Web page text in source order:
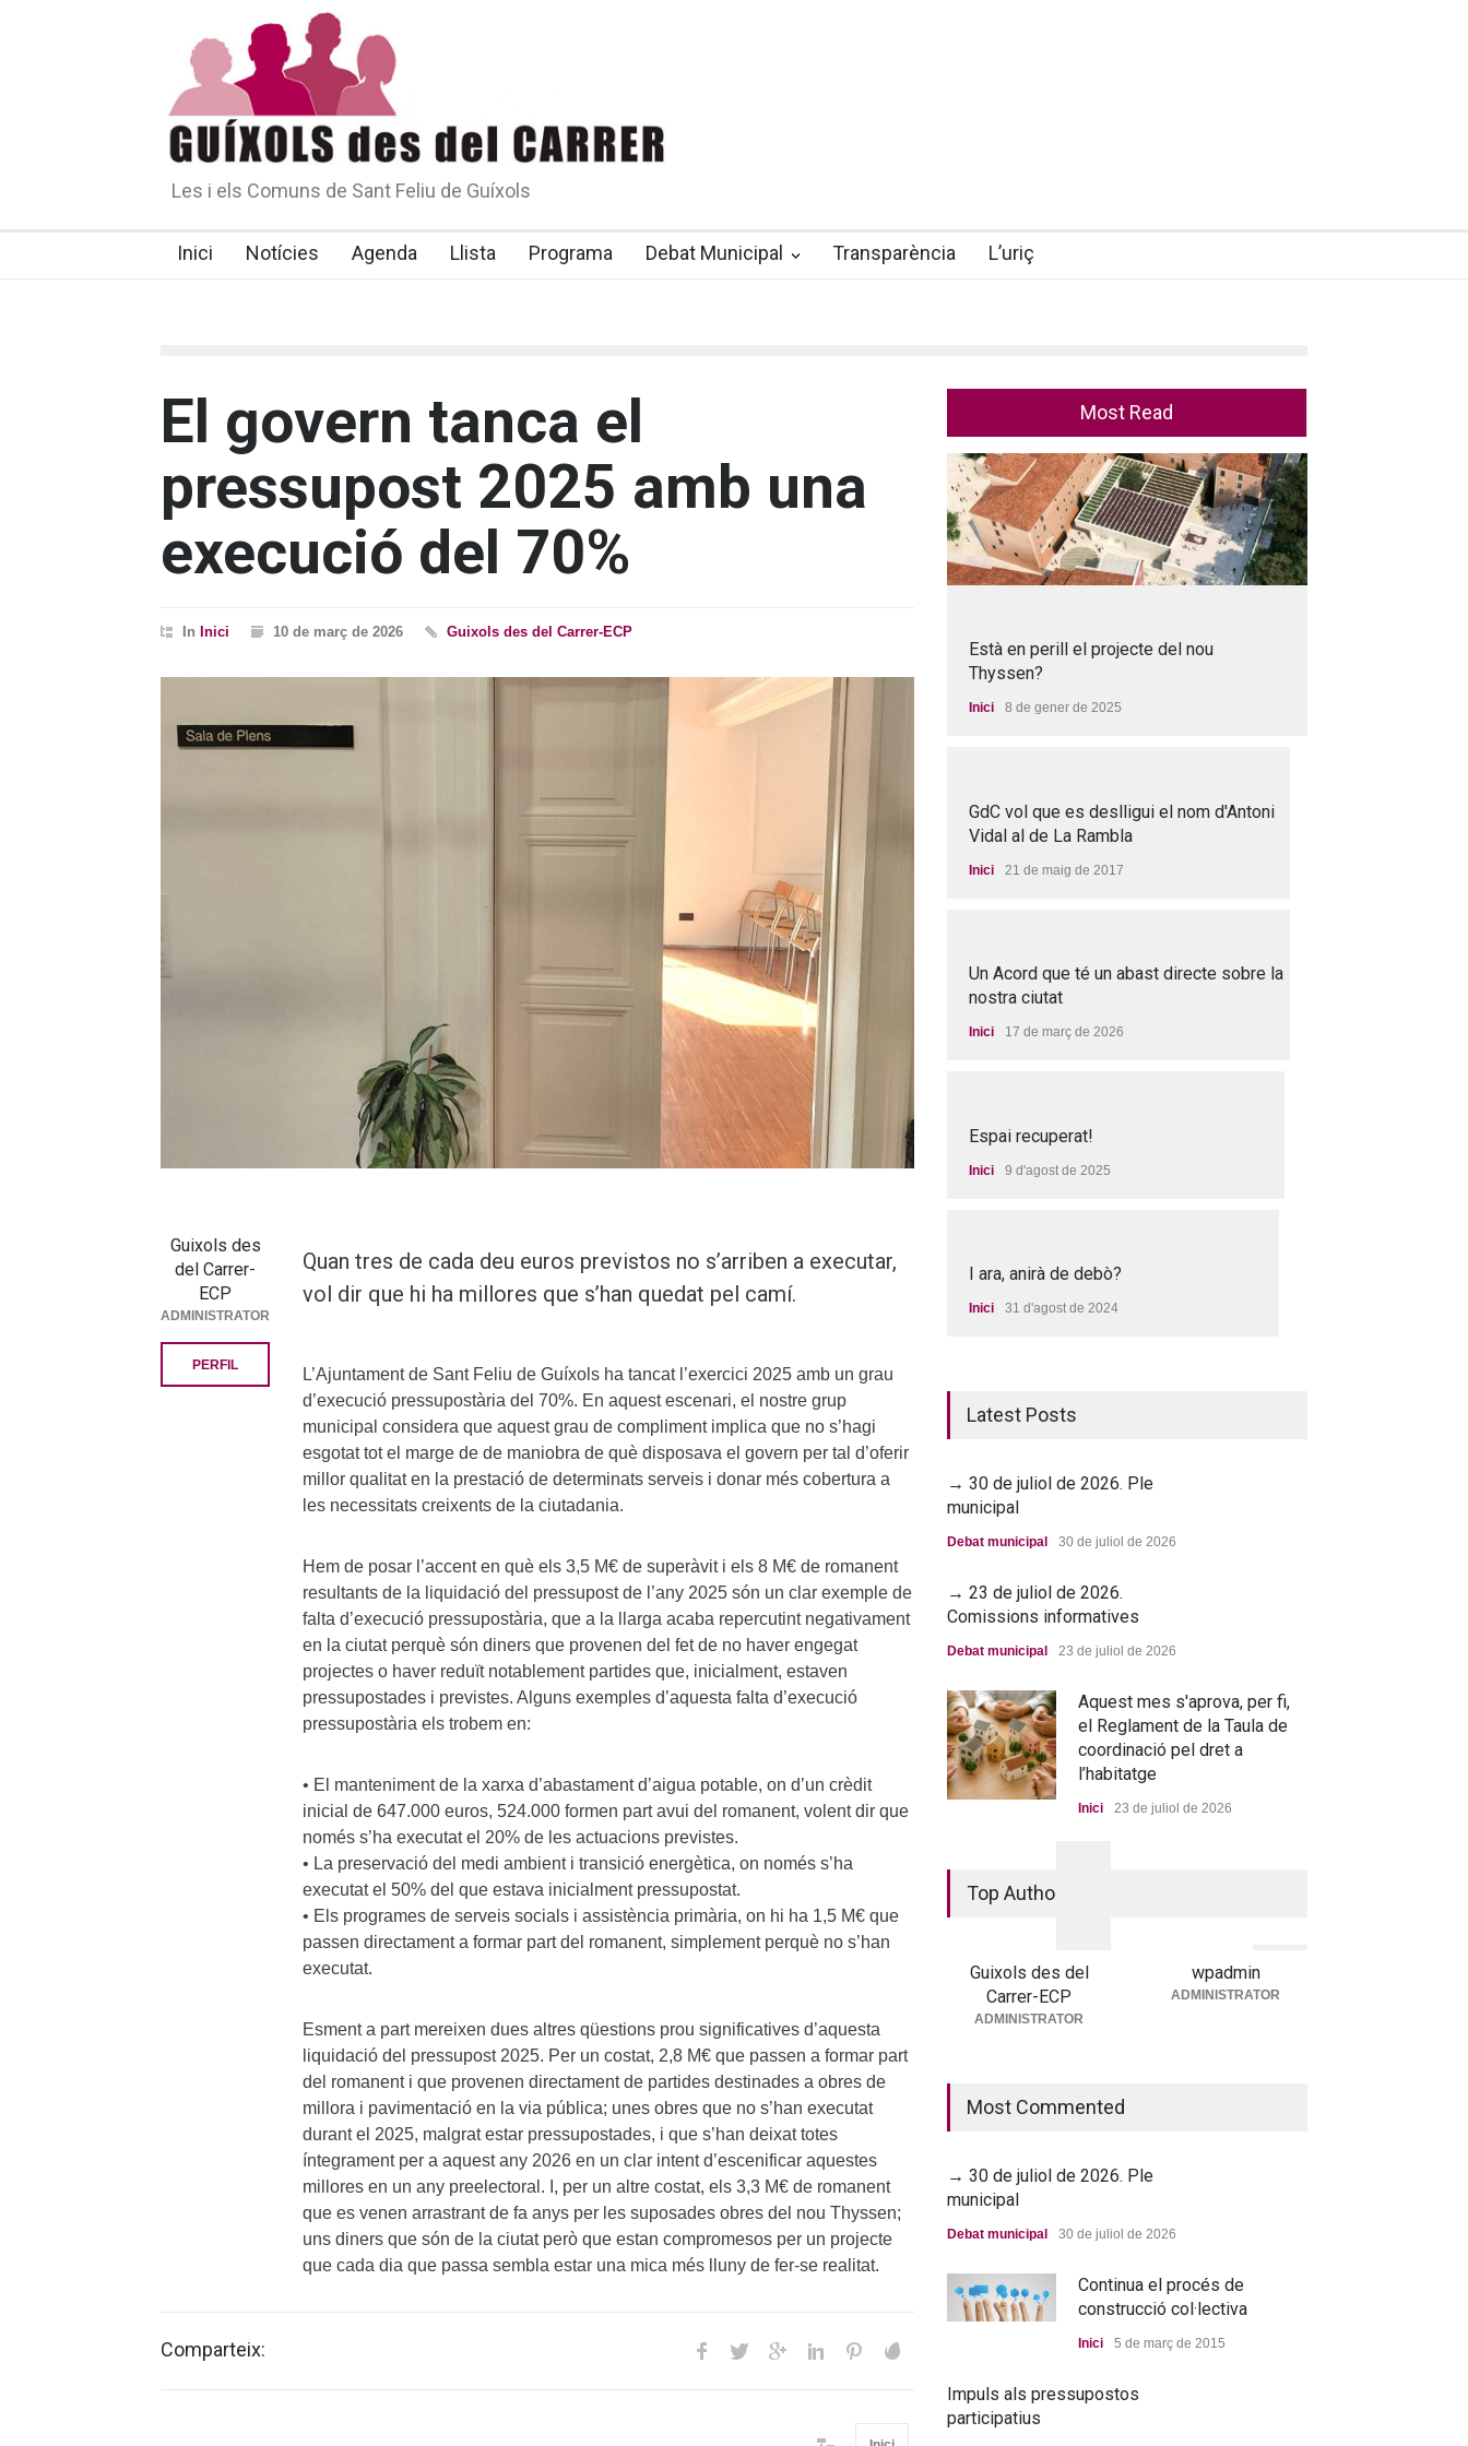
Les i els Comuns de Sant Feliu de Guíxols
Inici Notícies Agenda Llista Programa Debat Municipal Transparència L’uriç
El govern tanca el
pressupost 2025 amb una
execució del 70%
In Inici 10 de març de 2026 Guixols des del Carrer-ECP
Quan tres de cada deu euros previstos no s’arriben a executar,
vol dir que hi ha millores que s’han quedat pel camí.
L’Ajuntament de Sant Feliu de Guíxols ha tancat l’exercici 2025 amb un grau
d’execució pressupostària del 70%. En aquest escenari, el nostre grup
municipal considera que aquest grau de compliment implica que no s’hagi
esgotat tot el marge de de maniobra de què disposava el govern per tal d’oferir
millor qualitat en la prestació de determinats serveis i donar més cobertura a
les necessitats creixents de la ciutadania.
Hem de posar l’accent en què els 3,5 M€ de superàvit i els 8 M€ de romanent
resultants de la liquidació del pressupost de l’any 2025 són un clar exemple de
falta d’execució pressupostària, que a la llarga acaba repercutint negativament
en la ciutat perquè són diners que provenen del fet de no haver engegat
projectes o haver reduït notablement partides que, inicialment, estaven
pressupostades i previstes. Alguns exemples d’aquesta falta d’execució
pressupostària els trobem en:
• El manteniment de la xarxa d’abastament d’aigua potable, on d’un crèdit
inicial de 647.000 euros, 524.000 formen part avui del romanent, volent dir que
només s’ha executat el 20% de les actuacions previstes.
• La preservació del medi ambient i transició energètica, on només s’ha
executat el 50% del que estava inicialment pressupostat.
• Els programes de serveis socials i assistència primària, on hi ha 1,5 M€ que
passen directament a formar part del romanent, simplement perquè no s’han
executat.
Esment a part mereixen dues altres qüestions prou significatives d’aquesta
liquidació del pressupost 2025. Per un costat, 2,8 M€ que passen a formar part
del romanent i que provenen directament de partides destinades a obres de
millora i pavimentació en la via pública; unes obres que no s’han executat
durant el 2025, malgrat estar pressupostades, i que s’han deixat totes
íntegrament per a aquest any 2026 en un clar intent d’escenificar aquestes
millores en un any preelectoral. I, per un altre costat, els 3,3 M€ de romanent
que es venen arrastrant de fa anys per les suposades obres del nou Thyssen;
uns diners que són de la ciutat però que estan compromesos per un projecte
que cada dia que passa sembla estar una mica més lluny de fer-se realitat.
Guixols des
del Carrer-
ECP
ADMINISTRATOR
PERFIL
Comparteix:
Most Read
Està en perill el projecte del nou
Thyssen?
Inici 8 de gener de 2025
GdC vol que es deslligui el nom d'Antoni
Vidal al de La Rambla
Inici 21 de maig de 2017
Un Acord que té un abast directe sobre la
nostra ciutat
Inici 17 de març de 2026
Espai recuperat!
Inici 9 d'agost de 2025
I ara, anirà de debò?
Inici 31 d'agost de 2024
Latest Posts
→ 30 de juliol de 2026. Ple
municipal
Debat municipal 30 de juliol de 2026
→ 23 de juliol de 2026.
Comissions informatives
Debat municipal 23 de juliol de 2026
Aquest mes s'aprova, per fi,
el Reglament de la Taula de
coordinació pel dret a
l’habitatge
Inici 23 de juliol de 2026
→ 25 de juny de 2026. Ple
municipal
Top Authors
Guixols des del
Carrer-ECP
ADMINISTRATOR
wpadmin
ADMINISTRATOR
Most Commented
→ 30 de juliol de 2026. Ple
municipal
Debat municipal 30 de juliol de 2026
Continua el procés de
construcció col·lectiva
Inici 5 de març de 2015
Impuls als pressupostos
participatius